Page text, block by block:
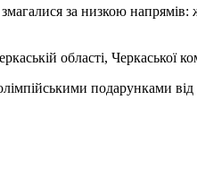
за низкою
області,
подарунками від